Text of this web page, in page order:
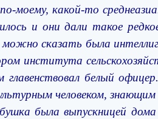
моему, какой-то
и они дали такое
сказать была
института
главенствовал белый
человеком,
была выпускницей